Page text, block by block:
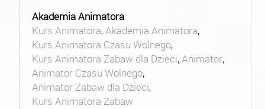
Akademia Animatora
Kurs Animatora,Akademia Animatora,
Kurs Animatora Czasu Wolnego,
Kurs Animatora Zabaw dla Dzieci,Animator,
Animator Czasu Wolnego,
Animator Zabaw dla Dzieci,
Kurs Animatora Zabaw